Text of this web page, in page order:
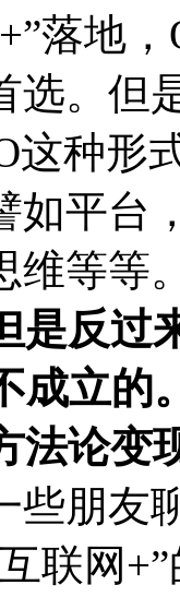
落地
选。但
这种形
如平台
维等等
是反过
成立的
法论变
些朋友
联网